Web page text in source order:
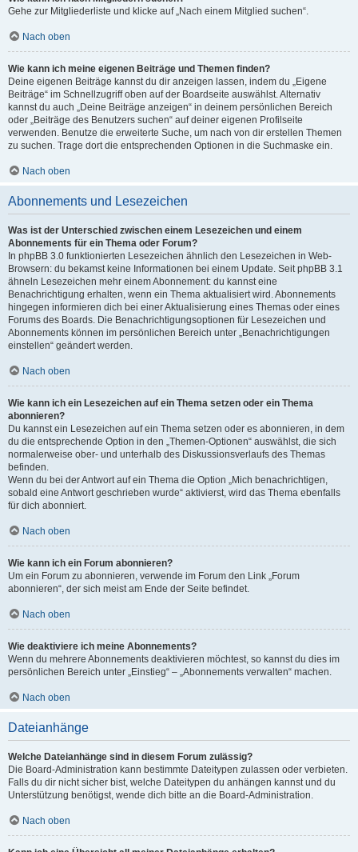
Gehe zur Mitgliederliste und klicke auf „Nach einem Mitglied suchen“.
Nach oben
Wie kann ich meine eigenen Beiträge und Themen finden?
Deine eigenen Beiträge kannst du dir anzeigen lassen, indem du „Eigene
Beiträge“ im Schnellzugriff oben auf der Boardseite auswählst. Alternativ
kannst du auch „Deine Beiträge anzeigen“ in deinem persönlichen Bereich
oder „Beiträge des Benutzers suchen“ auf deiner eigenen Profilseite
verwenden. Benutze die erweiterte Suche, um nach von dir erstellen Themen
zu suchen. Trage dort die entsprechenden Optionen in die Suchmaske ein.
Nach oben
Abonnements und Lesezeichen
Was ist der Unterschied zwischen einem Lesezeichen und einem
Abonnements für ein Thema oder Forum?
In phpBB 3.0 funktionierten Lesezeichen ähnlich den Lesezeichen in Web-
Browsern: du bekamst keine Informationen bei einem Update. Seit phpBB 3.1
ähneln Lesezeichen mehr einem Abonnement: du kannst eine
Benachrichtigung erhalten, wenn ein Thema aktualisiert wird. Abonnements
hingegen informieren dich bei einer Aktualisierung eines Themas oder eines
Forums des Boards. Die Benachrichtigungsoptionen für Lesezeichen und
Abonnements können im persönlichen Bereich unter „Benachrichtigungen
einstellen“ geändert werden.
Nach oben
Wie kann ich ein Lesezeichen auf ein Thema setzen oder ein Thema
abonnieren?
Du kannst ein Lesezeichen auf ein Thema setzen oder es abonnieren, in dem
du die entsprechende Option in den „Themen-Optionen“ auswählst, die sich
normalerweise ober- und unterhalb des Diskussionsverlaufs des Themas
befinden.
Wenn du bei der Antwort auf ein Thema die Option „Mich benachrichtigen,
sobald eine Antwort geschrieben wurde“ aktivierst, wird das Thema ebenfalls
für dich abonniert.
Nach oben
Wie kann ich ein Forum abonnieren?
Um ein Forum zu abonnieren, verwende im Forum den Link „Forum
abonnieren“, der sich meist am Ende der Seite befindet.
Nach oben
Wie deaktiviere ich meine Abonnements?
Wenn du mehrere Abonnements deaktivieren möchtest, so kannst du dies im
persönlichen Bereich unter „Einstieg“ – „Abonnements verwalten“ machen.
Nach oben
Dateianhänge
Welche Dateianhänge sind in diesem Forum zulässig?
Die Board-Administration kann bestimmte Dateitypen zulassen oder verbieten.
Falls du dir nicht sicher bist, welche Dateitypen du anhängen kannst und du
Unterstützung benötigst, wende dich bitte an die Board-Administration.
Nach oben